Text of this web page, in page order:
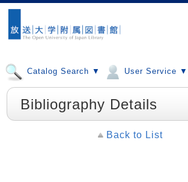
Catalog Search ▼ User Service ▼
Bibliography Details
Back to List